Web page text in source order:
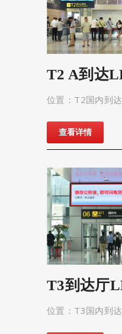
T2 A到达
位置：T2国内到
查看详情
T3到达厅
位置：T3国内到